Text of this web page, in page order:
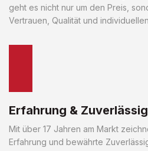
geht es nicht nur um den Preis,
Vertrauen, Qualität und
Erfahrung &
Mit über 17 Jahren am Markt
Erfahrung und bewährte